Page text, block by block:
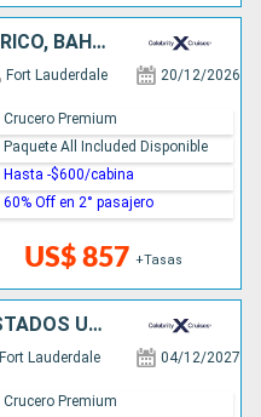
ESTADOS UNIDOS, PUERTO RICO, BAHAMAS
Fort Lauderdale 20/12/2026
US$ 857 +Tasas
Crucero Premium
Paquete All Included Disponible
Hasta -$600/cabina
60% Off en 2° pasajero
REPÚBLICA DOMINICANA, ESTADOS UNIDOS, ANTIGUA Y BARBUDA, SAN MARTÍN
Fort Lauderdale 04/12/2027
Crucero Premium